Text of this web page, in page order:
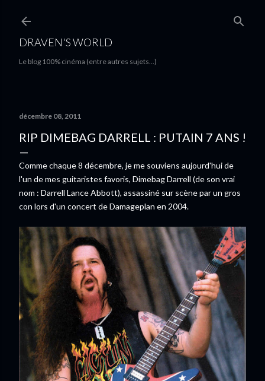
DRAVEN'S WORLD
Le blog 100% cinéma (entre autres sujets...)
décembre 08, 2011
RIP DIMEBAG DARRELL : PUTAIN 7 ANS !
Comme chaque 8 décembre, je me souviens aujourd'hui de
l'un de mes guitaristes favoris, Dimebag Darrell (de son vrai
nom : Darrell Lance Abbott), assassiné sur scène par un gros
con lors d'un concert de Damageplan en 2004.